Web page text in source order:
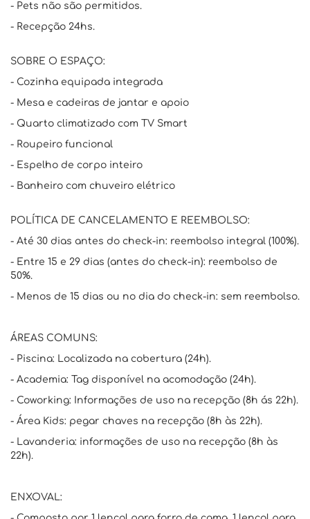
- Pets não são permitidos.
- Recepção 24hs.
SOBRE O ESPAÇO:
- Cozinha equipada integrada
- Mesa e cadeiras de jantar e apoio
- Quarto climatizado com TV Smart
- Roupeiro funcional
- Espelho de corpo inteiro
- Banheiro com chuveiro elétrico
POLÍTICA DE CANCELAMENTO E REEMBOLSO:
- Até 30 dias antes do check-in: reembolso integral (100%).
- Entre 15 e 29 dias (antes do check-in): reembolso de
50%.
- Menos de 15 dias ou no dia do check-in: sem reembolso.
ÁREAS COMUNS:
- Piscina: Localizada na cobertura (24h).
- Academia: Tag disponível na acomodação (24h).
- Coworking: Informações de uso na recepção (8h ás 22h).
- Área Kids: pegar chaves na recepção (8h às 22h).
- Lavanderia: informações de uso na recepção (8h às
22h).
ENXOVAL: